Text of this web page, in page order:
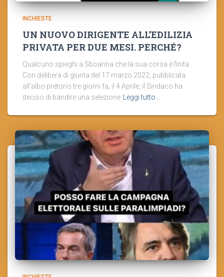
INCHIESTE
UN NUOVO DIRIGENTE ALL’EDILIZIA
PRIVATA PER DUE MESI. PERCHÉ?
Qualcuno spieghi a Sboarina che la sua corsa è finita.
Con delibera di giunta del 17 marzo 2022, pubblicata
all’albo pretorio tre giorni fa, il 4 Aprile, il Sindaco ha
deciso di bandire una selezione Leggi tutto…